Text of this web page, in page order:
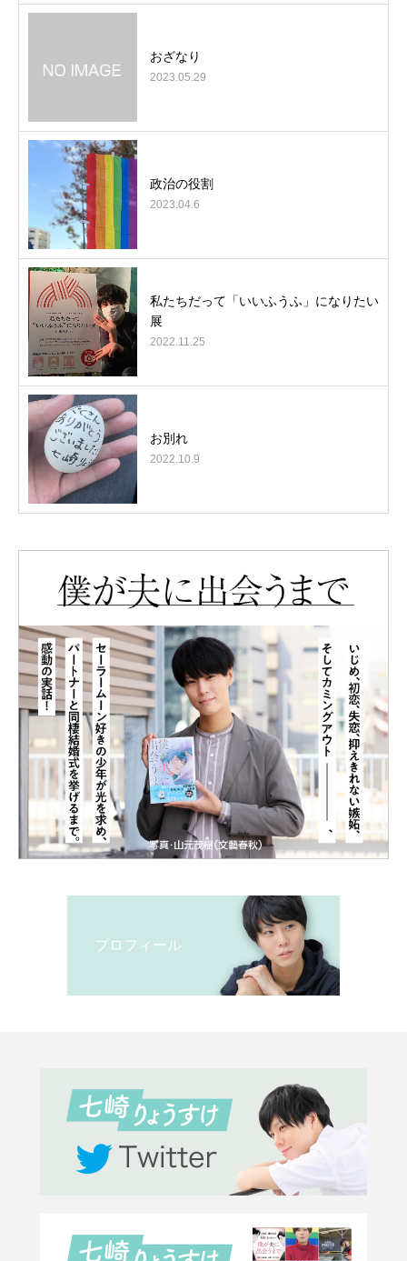
おざなり
2023.05.29
政治の役割
2023.04.6
私たちだって「いいふうふ」になりたい
展
2022.11.25
お別れ
2022.10.9
プロフィール